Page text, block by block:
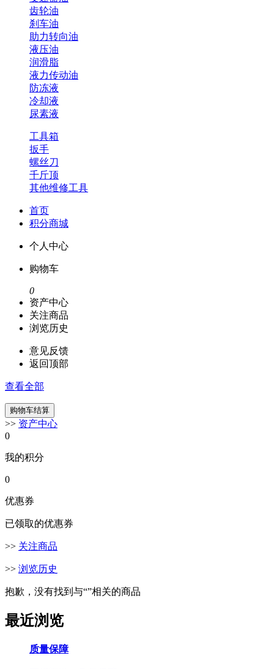
齿轮油
刹车油
助力转向油
液压油
润滑脂
液力传动油
防冻液
冷却液
尿素液
工具箱
扳手
螺丝刀
千斤顶
其他维修工具
首页
积分商城
个人中心
购物车
0
资产中心
关注商品
浏览历史
意见反馈
返回顶部
查看全部
>> 资产中心
0
我的积分
0
优惠券
已领取的优惠券
>> 关注商品
>> 浏览历史
抱歉，没有找到与“”相关的商品
最近浏览
质量保障